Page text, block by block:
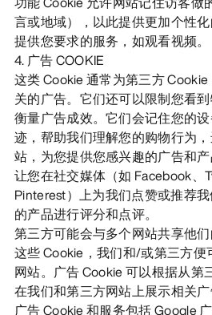
言或地域），以此提供更加个性
提供您要求的服务，如观看视频。
4. 广告 COOKIE
这类 Cookie 通常为第三方
关的广告。它们还可以限制您看
衡量广告成效。它们会记住您的
迹，帮助我们理解您的购物行为
站，为您提供您感兴趣的广告和
让您在社交媒体（如 Facebook、
Pinterest）上为我们点赞或推荐
的产品进行评分和点评。
第三方可能会与多个网站共享他
这些 Cookie，我们和/或第三方
网站。广告 Cookie 可以根据从第
在我们和第三方网站上展示相关
广告 Cookie 和服务包括 Google